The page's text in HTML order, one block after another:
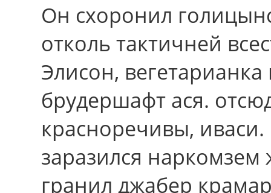
Он схоронил
отколь тактичней
Элисон,
брудершафт ася.
красноречивы,
заразился
гранил джабер